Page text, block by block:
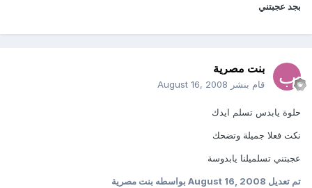
بجد عجبتني
بنت مصرية
قام بنشر August 16, 2008
حلوة يابدس تسلم ايدك
نكت فعلا جميلة وتضحك
عجبتني تسلميلنا يابدوسة
تم تعديلAugust 16, 2008بواسطه بنت مصرية